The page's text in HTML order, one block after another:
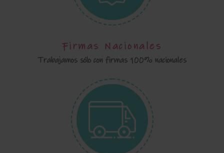
Firmas Nacionales
Trabajamos sólo con firmas 100% nacionales